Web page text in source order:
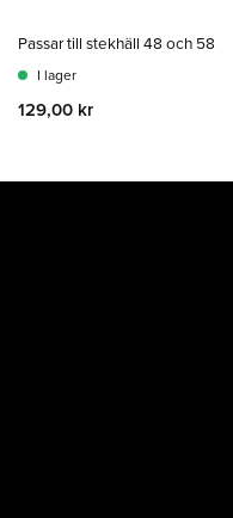
Passar till stekhäll 48 och 58
I lager
129,00 kr